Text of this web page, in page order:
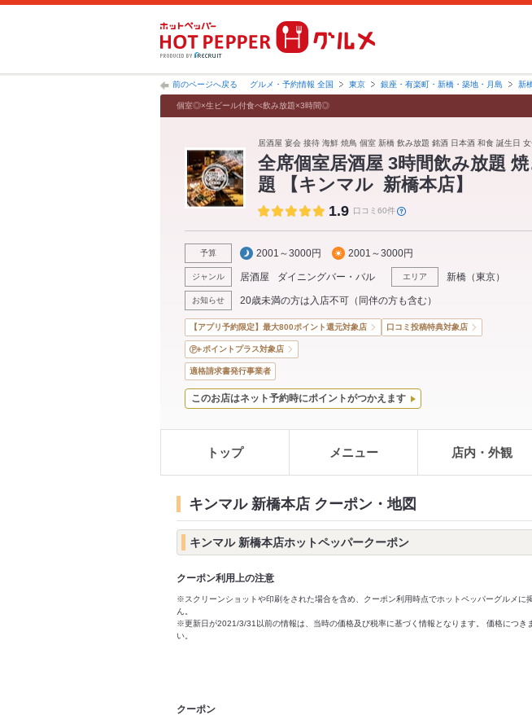
前のページへ戻る グルメ・予約情報 全国 東京 銀座・有楽町・新橋・築地・月島 新
個室◎×生ビール付食べ飲み放題×3時間◎
居酒屋 宴会 接待 海鮮 焼鳥 個室 新橋 飲み放題 銘酒 日本酒 和食 誕生日
全席個室居酒屋 3時間飲み放題
題 【キンマル 新橋本店】
1.9 口コミ60件
予算 2001～3000円 2001～3000円
ジャンル 居酒屋 ダイニングバー・バル エリア 新橋 （東京）
お知らせ 20歳未満の方は入店不可（同伴の方も含む）
【アプリ予約限定】最大800ポイント還元対象店 口コミ投稿特典対象店
ポイントプラス対象店
適格請求書発行事業者
このお店はネット予約時にポイントがつかえます
トップ メニュー 店内・外観
キンマル 新橋本店 クーポン・地図
キンマル 新橋本店ホットペッパークーポン
クーポン利用上の注意
※スクリーンショットや印刷をされた場合を含め、クーポン利用時点でホットペッパーグルメに
ん。
※更新日が2021/3/31以前の情報は、当時の価格及び税率に基づく情報となります。 価格につき
い。
クーポン